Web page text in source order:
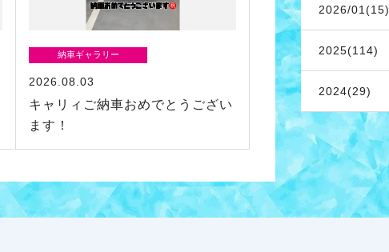
納車ギャラリー
2026.08.03
キャリィご納車おめでとうござい
ます！
2026/01(15)
2025(114)
2024(29)